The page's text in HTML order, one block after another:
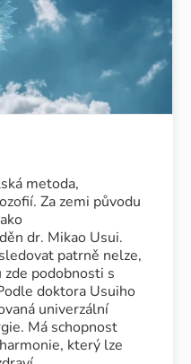
metoda,
Za zemi původu
dr. Mikao Usui.
patrně nelze,
zde podobnosti s
doktora Usuiho
univerzální
Má schopnost
který lze